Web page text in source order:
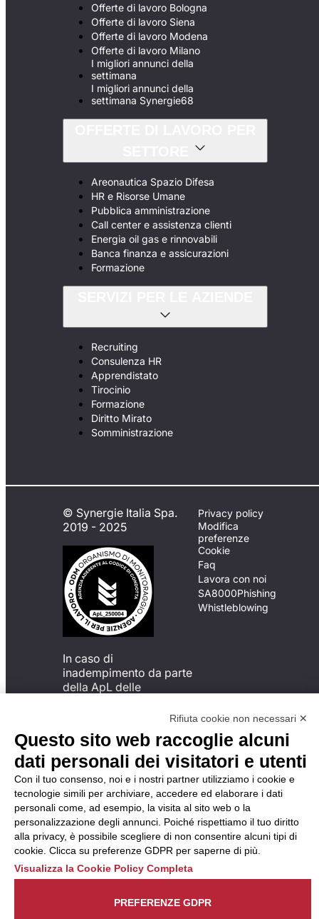
Offerte di lavoro Bologna
Offerte di lavoro Siena
Offerte di lavoro Modena
Offerte di lavoro Milano
I migliori annunci della
settimana
I migliori annunci della
settimana Synergie68
Areonautica Spazio Difesa
HR e Risorse Umane
Pubblica amministrazione
Call center e assistenza clienti
Energia oil gas e rinnovabili
Banca finanza e assicurazioni
Formazione
Recruiting
Consulenza HR
Apprendistato
Tirocinio
Formazione
Diritto Mirato
Somministrazione
© Synergie Italia Spa.
2019 - 2025
In caso di
inadempimento da parte
della ApL delle
del Codice di Condotta, è
possibile presentare un
reclamo
all’Organismo di
Monitoraggio utilizzando
una delle modalità
descritte al seguente
indirizzo web
https://odm-
agenzielavoro.it/reclami/ .
Privacy policy
Modifica
preferenze
Cookie
Faq
Lavora con noi
SA8000Phishing
Whistleblowing
Rifiuta cookie non necessari ✕
Questo sito web raccoglie alcuni
dati personali dei visitatori e utenti
Con il tuo consenso, noi e i nostri partner utilizziamo i cookie e
tecnologie simili per archiviare, accedere ed elaborare i dati
personali come, ad esempio, la visita al sito web o la
personalizzazione degli annunci. Poiché rispettiamo il tuo diritto
alla privacy, è possibile scegliere di non consentire alcuni tipi di
cookie. Clicca su preferenze GDPR per saperne di più.
Visualizza la Cookie Policy Completa
PREFERENZE GDPR